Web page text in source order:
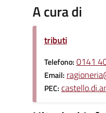
A cura di
tributi
Telefono: 0141
Email:
PEC: